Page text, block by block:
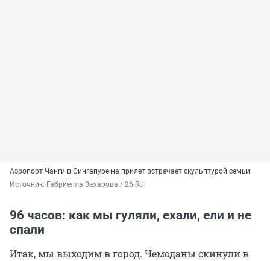
Аэропорт Чанги в Сингапуре на прилет встречает скульптурой семьи
Источник: Габриелла Захарова / 26.RU
96 часов: как мы гуляли, ехали, ели и не
спали
Итак, мы выходим в город. Чемоданы скинули в